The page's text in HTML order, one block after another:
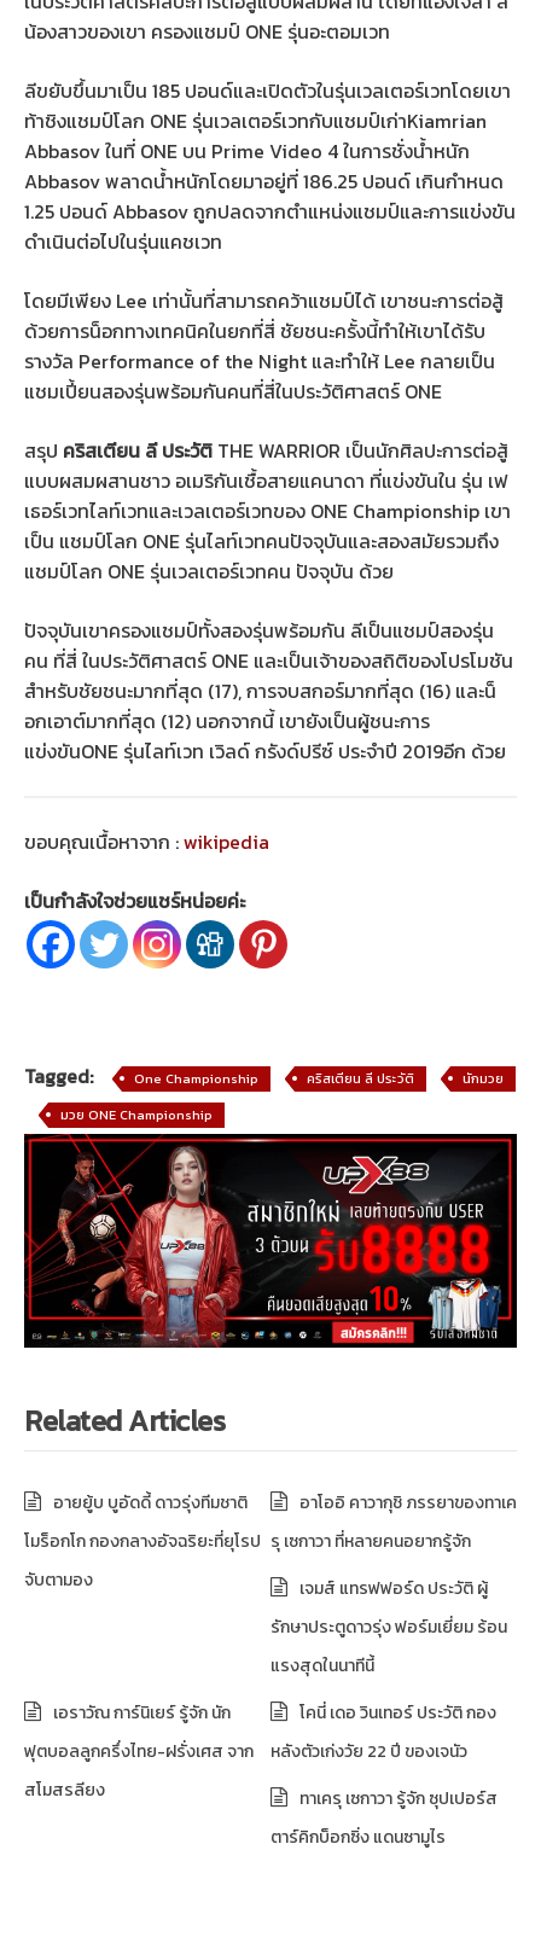
น้องสาวของเขา ครองแชมป์ ONE รุ่นอะตอมเวท
ลีขยับขึ้นมาเป็น 185 ปอนด์และเปิดตัวในรุ่นเวลเตอร์เวทโดยเขา
ท้าชิงแชมป์โลก ONE รุ่นเวลเตอร์เวทกับแชมป์เก่าKiamrian
Abbasov ในที่ ONE บน Prime Video 4 ในการชั่งน้ำหนัก
Abbasov พลาดน้ำหนักโดยมาอยู่ที่ 186.25 ปอนด์ เกินกำหนด
1.25 ปอนด์ Abbasov ถูกปลดจากตำแหน่งแชมป์และการแข่งขัน
ดำเนินต่อไปในรุ่นแคชเวท
โดยมีเพียง Lee เท่านั้นที่สามารถคว้าแชมป์ได้ เขาชนะการต่อสู้
ด้วยการน็อกทางเทคนิคในยกที่สี่ ชัยชนะครั้งนี้ทำให้เขาได้รับ
รางวัล Performance of the Night และทำให้ Lee กลายเป็น
แชมเปี้ยนสองรุ่นพร้อมกันคนที่สี่ในประวัติศาสตร์ ONE
สรุป คริสเตียน ลี ประวัติ THE WARRIOR เป็นนักศิลปะการต่อสู้
แบบผสมผสานชาว อเมริกันเชื้อสายแคนาดา ที่แข่งขันใน รุ่น เฟ
เธอร์เวทไลท์เวทและเวลเตอร์เวทของ ONE Championship เขา
เป็น แชมป์โลก ONE รุ่นไลท์เวทคนปัจจุบันและสองสมัยรวมถึง
แชมป์โลก ONE รุ่นเวลเตอร์เวทคน ปัจจุบัน ด้วย
ปัจจุบันเขาครองแชมป์ทั้งสองรุ่นพร้อมกัน ลีเป็นแชมป์สองรุ่น
คน ที่สี่ ในประวัติศาสตร์ ONE และเป็นเจ้าของสถิติของโปรโมชัน
สำหรับชัยชนะมากที่สุด (17), การจบสกอร์มากที่สุด (16) และน็
อกเอาต์มากที่สุด (12) นอกจากนี้ เขายังเป็นผู้ชนะการ
แข่งขันONE รุ่นไลท์เวท เวิลด์ กรังด์ปรีซ์ ประจำปี 2019อีก ด้วย
ขอบคุณเนื้อหาจาก :wikipedia
เป็นกำลังใจช่วยแชร์หน่อยค่ะ
Tagged: One Championship คริสเตียน ลี ประวัติ
นักมวย
มวย ONE Championship
Related Articles
อายยู้บ บูอัดดี้ ดาวรุ่งทีมชาติ
โมร็อกโก กองกลางอัจฉริยะที่ยุโรป
จับตามอง
อาโออิ คาวากุชิ ภรรยาของทาเค
รุ เซกาวา ที่หลายคนอยากรู้จัก
เจมส์ แทรฟฟอร์ด ประวัติ ผู้
รักษาประตูดาวรุ่ง ฟอร์มเยี่ยม ร้อน
แรงสุดในนาทีนี้
เอราวัณ การ์นิเยร์ รู้จัก นัก
ฟุตบอลลูกครึ่งไทย-ฝรั่งเศส จาก
สโมสรลียง
โคนี่ เดอ วินเทอร์ ประวัติ กอง
หลังตัวเก่งวัย 22 ปี ของเจนัว
ทาเครุ เซกาวา รู้จัก ซุปเปอร์ส
ตาร์คิกบ็อกซิ่ง แดนซามูไร